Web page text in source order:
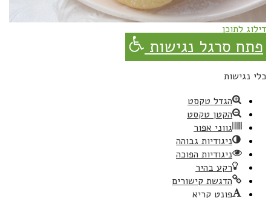
דילוג לתוכן
פתח סרגל נגישות
כלי נגישות
הגדל טקסט
הקטן טקסט
גווני אפור
ניגודיות גבוהה
ניגודיות הפוכה
רקע בהיר
הדגשת קישורים
פונט קריא